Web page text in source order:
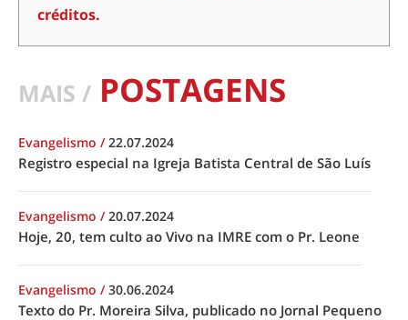
créditos.
MAIS / POSTAGENS
Evangelismo /22.07.2024
Registro especial na Igreja Batista Central de São Luís
Evangelismo /20.07.2024
Hoje, 20, tem culto ao Vivo na IMRE com o Pr. Leone
Evangelismo /30.06.2024
Texto do Pr. Moreira Silva, publicado no Jornal Pequeno